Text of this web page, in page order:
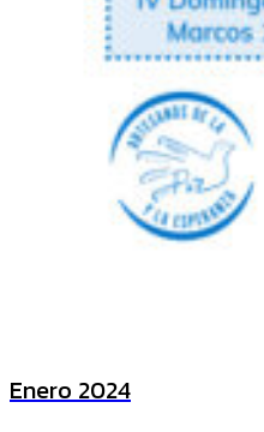
Enero 2024